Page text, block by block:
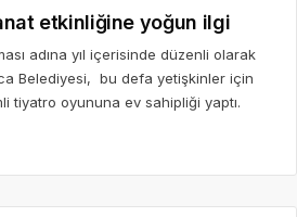
etkinliğine yoğun ilgi
adına yıl içerisinde düzenli olarak
Belediyesi, bu defa yetişkinler için
tiyatro oyununa ev sahipliği yaptı.